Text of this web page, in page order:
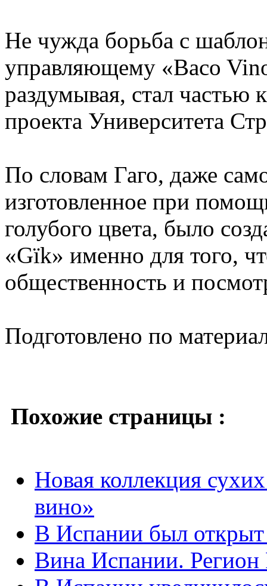
Не чужда борьба с
управляющему «Baco
раздумывая, стал частью
проекта Университета
По словам Гаго, даже
изготовленное при
голубого цвета, было
«Gïk» именно для того,
общественность и
Подготовлено по
Похожие страницы :
Новая коллекция
вино»
В Испании был открыт
Вина Испании. Регион